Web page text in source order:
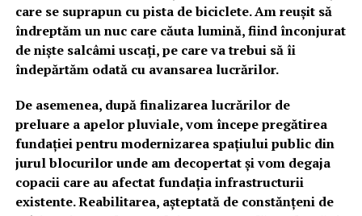
care se suprapun cu pista de biciclete. Am reușit să
îndreptăm un nuc care căuta lumină, fiind înconjurat
de niște salcâmi uscați, pe care va trebui să îi
îndepărtăm odată cu avansarea lucrărilor.
De asemenea, după finalizarea lucrărilor de
preluare a apelor pluviale, vom începe pregătirea
fundației pentru modernizarea spațiului public din
jurul blocurilor unde am decopertat și vom degaja
copacii care au afectat fundația infrastructurii
existente. Reabilitarea, așteptată de constănțeni de